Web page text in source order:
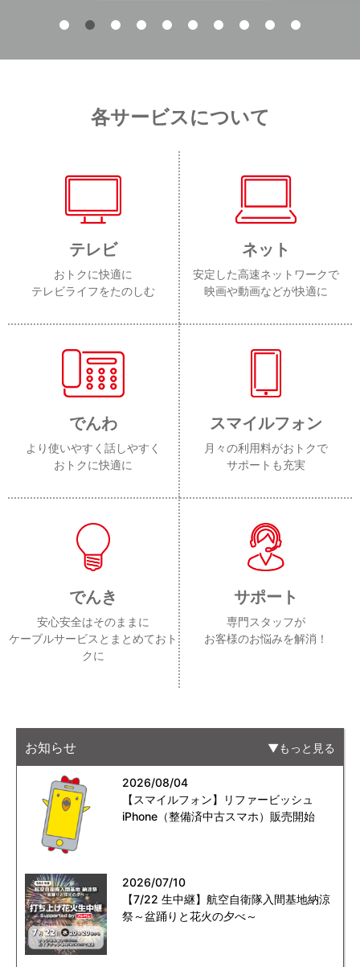
各サービスについて
テレビ
おトクに快適に
テレビライフをたのしむ
ネット
安定した高速ネットワークで
映画や動画などが快適に
でんわ
より使いやすく話しやすく
おトクに快適に
スマイルフォン
月々の利用料がおトクで
サポートも充実
でんき
安心安全はそのままに
ケーブルサービスとまとめておト
クに
サポート
専門スタッフが
お客様のお悩みを解消！
お知らせ もっと見る
2026/08/04
【スマイルフォン】リファービッシュ
iPhone（整備済中古スマホ）販売開始
2026/07/10
【7/22 生中継】航空自衛隊入間基地納涼
祭～盆踊りと花火の夕べ～